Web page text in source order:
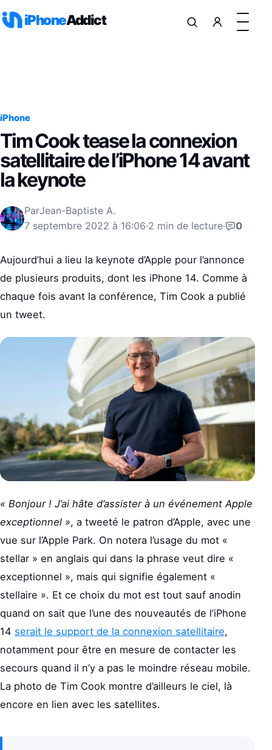
iPhoneAddict
iPhone
Tim Cook tease la connexion
satellitaire de l’iPhone 14 avant
la keynote
ParJean-Baptiste A.
7 septembre 2022 à 16:06·2 min de lecture· 0
Aujourd’hui a lieu la keynote d’Apple pour l’annonce
de plusieurs produits, dont les iPhone 14. Comme à
chaque fois avant la conférence, Tim Cook a publié
un tweet.
« Bonjour ! J’ai hâte d’assister à un événement Apple
exceptionnel », a tweeté le patron d’Apple, avec une
vue sur l’Apple Park. On notera l’usage du mot «
stellar » en anglais qui dans la phrase veut dire «
exceptionnel », mais qui signifie également «
stellaire ». Et ce choix du mot est tout sauf anodin
quand on sait que l’une des nouveautés de l’iPhone
14 serait le support de la connexion satellitaire,
notamment pour être en mesure de contacter les
secours quand il n’y a pas le moindre réseau mobile.
La photo de Tim Cook montre d’ailleurs le ciel, là
encore en lien avec les satellites.